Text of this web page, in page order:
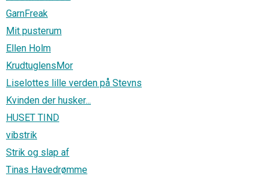
GarnFreak
Mit pusterum
Ellen Holm
KrudtuglensMor
Liselottes lille verden på Stevns
Kvinden der husker...
HUSET TIND
vibstrik
Strik og slap af
Tinas Havedrømme